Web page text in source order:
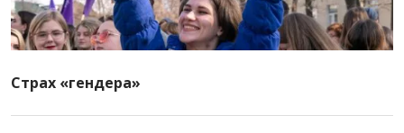
Страх «гендера»